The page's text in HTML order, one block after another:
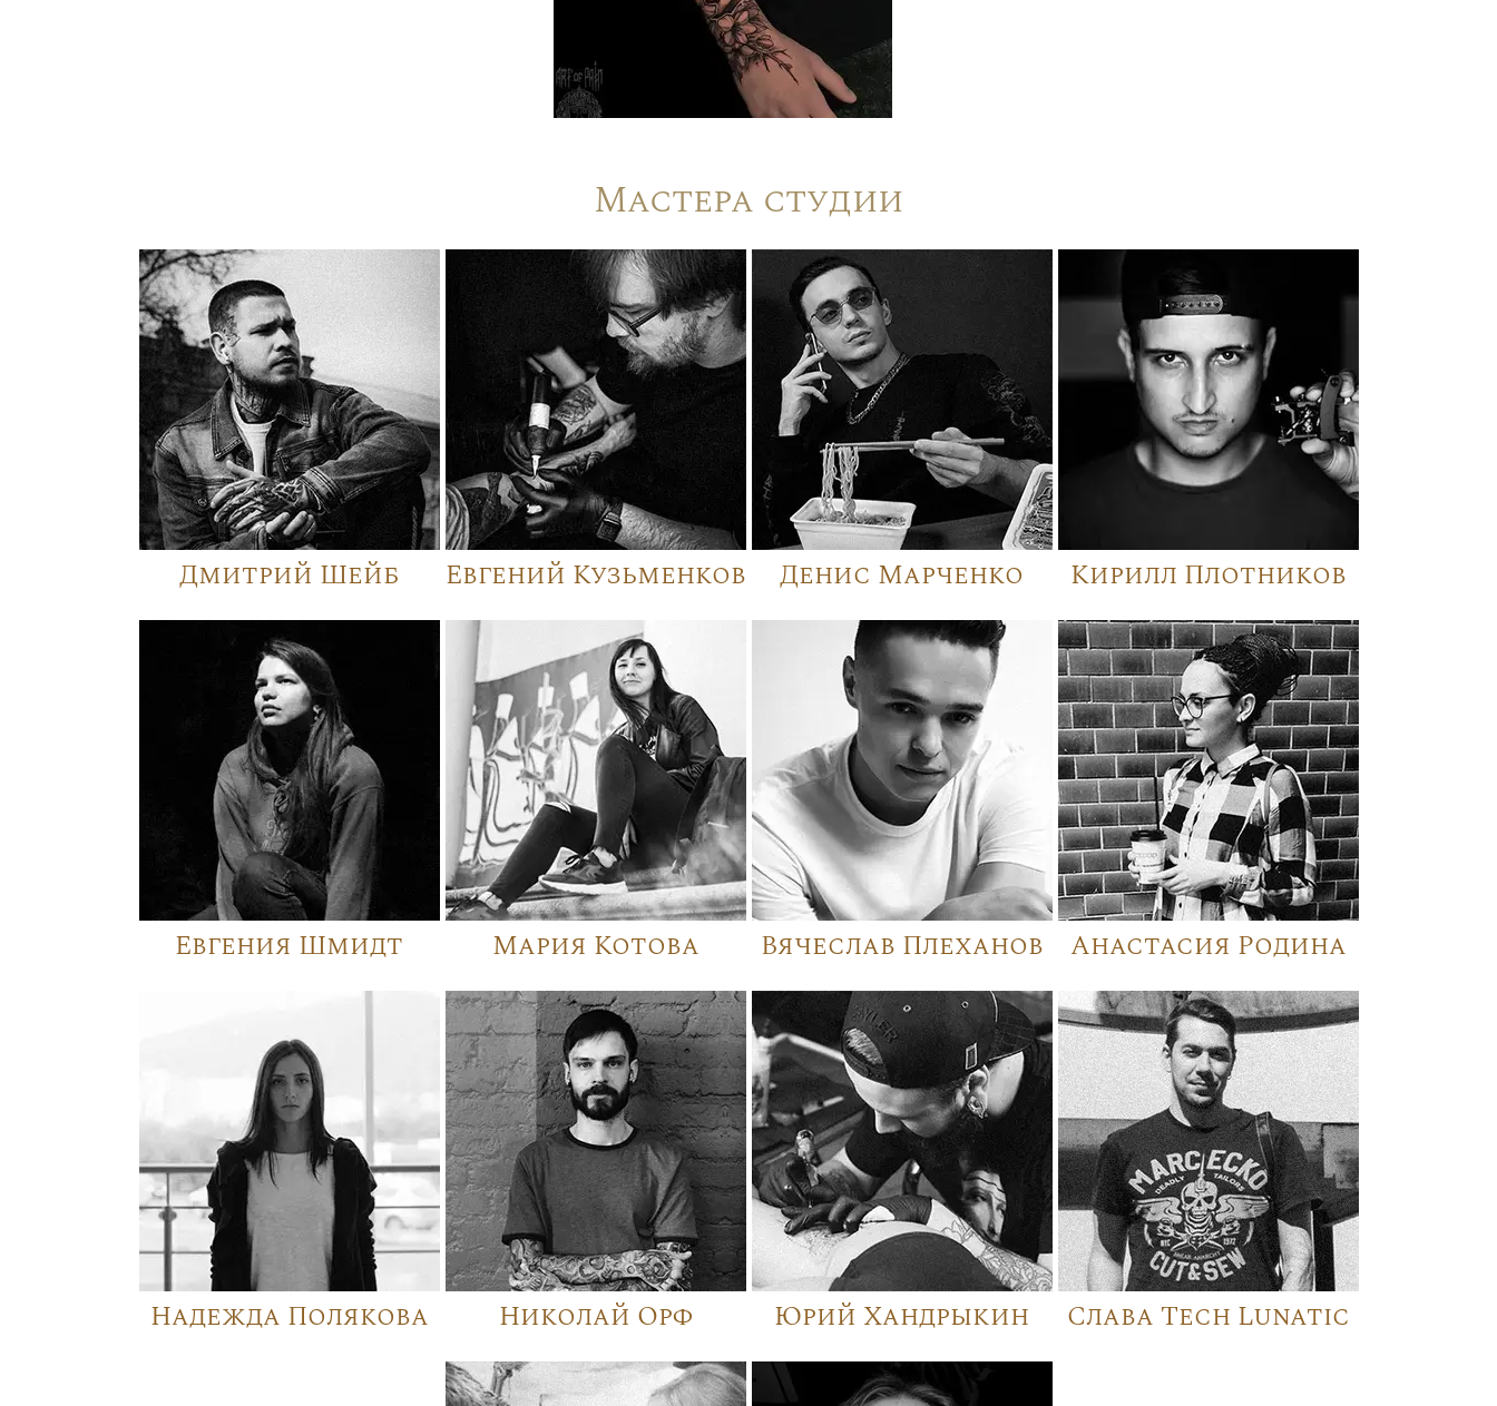
Мастера студии
Дмитрий Шейб Евгений Кузьменков Денис Марченко Кирилл Плотников
Евгения Шмидт Мария Котова Вячеслав Плеханов Анастасия Родина
Надежда Полякова Николай Орф Юрий Хандрыкин Слава Tech Lunatic